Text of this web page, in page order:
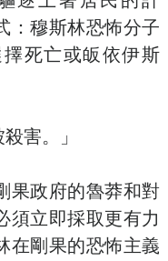
：穆斯林恐怖分子
死亡或皈依伊斯
害。」
果政府的魯莽和對
須立即採取更有力
在剛果的恐怖主義